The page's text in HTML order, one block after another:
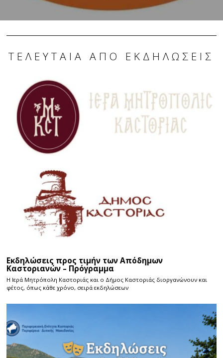
ΤΕΛΕΥΤΑΊΑ ΑΠΌ ΕΚΔΗΛΏΣΕΙΣ
Εκδηλώσεις προς τιμήν των Απόδημων
Καστοριανών – Πρόγραμμα
Η Ιερά Μητρόπολη Καστοριάς και ο Δήμος Καστοριάς διοργανώνουν και
φέτος, όπως κάθε χρόνο, σειρά εκδηλώσεων